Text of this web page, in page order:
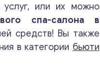
услуг, или их можно
спа-салона в
средств! Вы также
в категории бьюти